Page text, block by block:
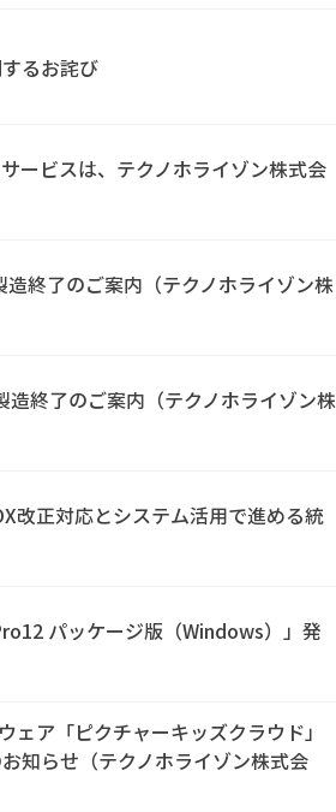
るお詫び
ービスは、テクノホライゾン株式会
終了のご案内（テクノホライゾン株
終了のご案内（テクノホライゾン株
改正対応とシステム活用で進める統
パッケージ版（Windows）」発
ア「ピクチャーキッズクラウド」
知らせ（テクノホライゾン株式会